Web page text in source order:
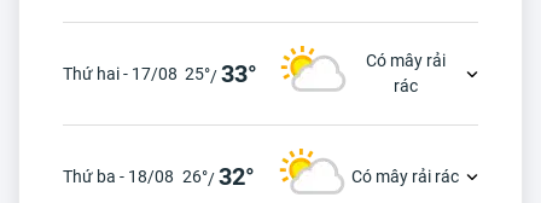
Thứ hai - 17/08 25°/33°
Có mây rải
rác
Thứ ba - 18/08 26°/32° Có mây rải rác